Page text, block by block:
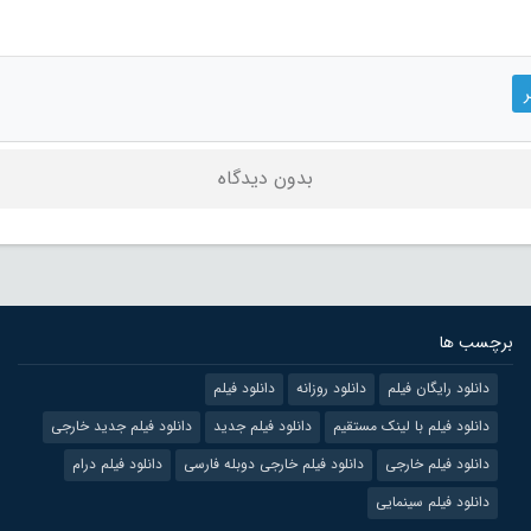
بدون دیدگاه
برچسب ها
دانلود رایگان فیلم دانلود روزانه
دانلود فیلم
دانلود فیلم با لینک مستقیم
دانلود فیلم جدید
دانلود فیلم جدید خارجی
دانلود فیلم خارجی
دانلود فیلم خارجی دوبله فارسی
دانلود فیلم درام
دانلود فیلم سینمایی